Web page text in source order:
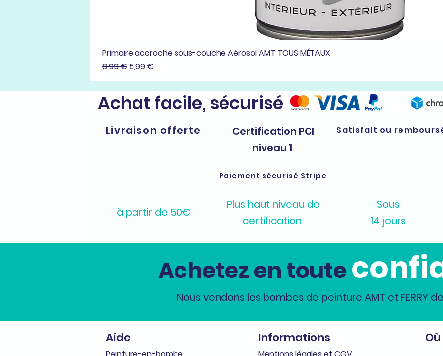
Aperçu rapide
Primaire accroche sous-couche Aérosol AMT TOUS MÉTAUX
Prix original
8,99 € Prix promotionnel
5,99 €
Achat facile, sécurisé
à partir de 50€
Livraison offerte
Certification PCI
niveau 1
Plus haut niveau de
certification
Paiement sécurisé Stripe
Sous
14 jours
Satisfait ou
Achetez en toute
Nous vendons les bombes de peinture AMT et FERRY
Aide Informations